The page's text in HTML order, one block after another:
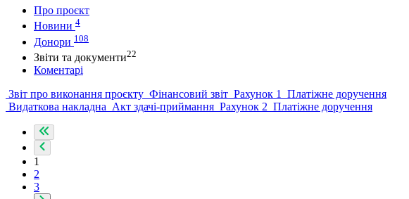
Про проєкт
Новини 4
Донори 108
Звіти та документи22
Коментарі
Звіт про виконання проєкту Фінансовий звіт Рахунок 1
Платіжне доручення
Видаткова накладна Акт здачі-приймання Рахунок 2 Платіжне доручення
1
2
3